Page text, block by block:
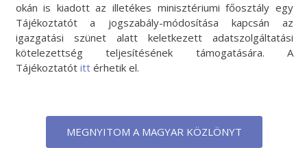
okán is kiadott az illetékes minisztériumi főosztály egy
Tájékoztatót a jogszabály-módosítása kapcsán az
igazgatási szünet alatt keletkezett adatszolgáltatási
kötelezettség teljesítésének támogatására. A
Tájékoztatót ittérhetik el.
MEGNYITOM A MAGYAR KÖZLÖNYT